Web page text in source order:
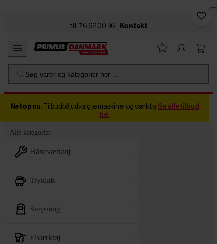
tlf. 76 62 00 36 Kontakt
Søg varer og kategorier her ...
Netop nu: Tilbud på udvalgte maskiner og værktøj Se alle tilbud
her
Alle kategorier
håndværktøj
trykluft
svejsning
elværktøj